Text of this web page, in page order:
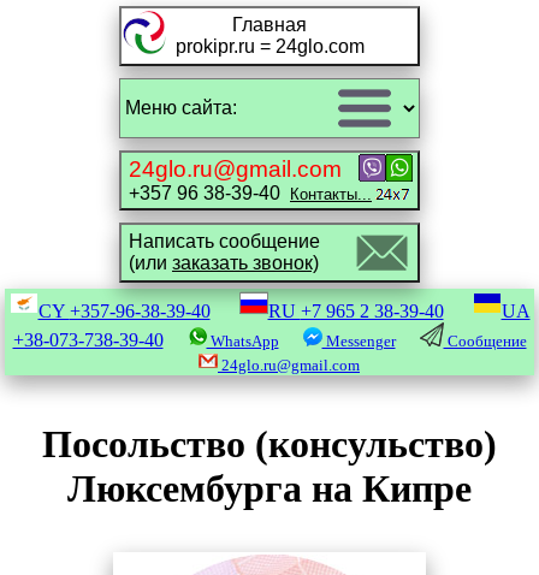
Главная
prokipr.ru = 24glo.com
24glo.ru@gmail.com
+357 96 38-39-40 Контакты...
Написать сообщение
(или заказать звонок)
CY +357-96-38-39-40 RU +7 965 2 38-39-40
UA
+38-073-738-39-40
WhatsApp Messenger
Сообщение
24glo.ru@gmail.com
Посольство (консульство)
Люксембурга на Кипре